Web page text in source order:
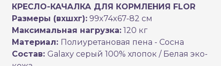
КРЕСЛО-КАЧАЛКА ДЛЯ КОРМЛЕНИЯ FLOR
Размеры (вхшхг): 99x74x67-82 см
Максимальная нагрузка: 120 кг
Материал: Полиуретановая пена - Сосна
Состав: Galaxy серый 100% хлопок / Белая эко-